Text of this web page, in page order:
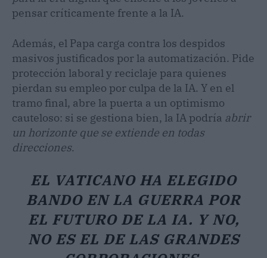
pensar críticamente frente a la IA.
Además, el Papa carga contra los despidos
masivos justificados por la automatización. Pide
protección laboral y reciclaje para quienes
pierdan su empleo por culpa de la IA. Y en el
tramo final, abre la puerta a un optimismo
cauteloso: si se gestiona bien, la IA podría abrir
un horizonte que se extiende en todas
direcciones.
EL VATICANO HA ELEGIDO
BANDO EN LA GUERRA POR
EL FUTURO DE LA IA. Y NO,
NO ES EL DE LAS GRANDES